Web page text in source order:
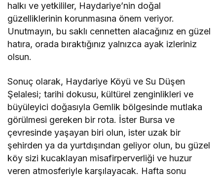
halkı ve yetkililer, Haydariye’nin doğal
güzelliklerinin korunmasına önem veriyor.
Unutmayın, bu saklı cennetten alacağınız en güzel
hatıra, orada bıraktığınız yalnızca ayak izleriniz
olsun.
Sonuç olarak, Haydariye Köyü ve Su Düşen
Şelalesi; tarihi dokusu, kültürel zenginlikleri ve
büyüleyici doğasıyla Gemlik bölgesinde mutlaka
görülmesi gereken bir rota. İster Bursa ve
çevresinde yaşayan biri olun, ister uzak bir
şehirden ya da yurtdışından geliyor olun, bu güzel
köy sizi kucaklayan misafirperverliği ve huzur
veren atmosferiyle karşılayacak. Hafta sonu